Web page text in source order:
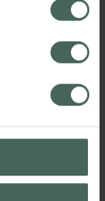
av nappar,